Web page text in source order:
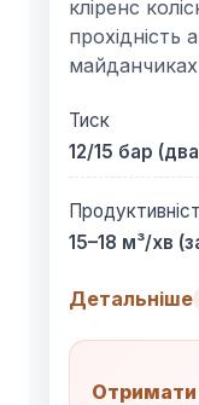
кліренс
прохідність
Тиск
12/15 бар
15–18 м³/хв
Детальніше
Отримати